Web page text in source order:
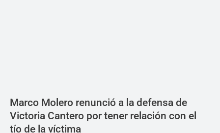
Marco Molero renunció a la defensa de
Victoria Cantero por tener relación con el
tío de la víctima